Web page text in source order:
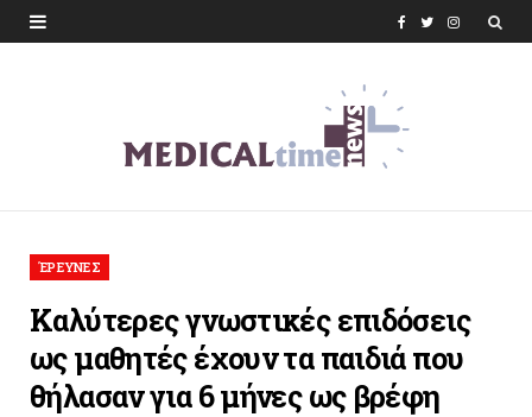
k
T I
a
m
ΈΡΕΥΝΕΣ
Kαλύτερες γνωστικές επιδόσεις
ως μαθητές έχουν τα παιδιά που
θήλασαν για 6 μήνες ως βρέφη